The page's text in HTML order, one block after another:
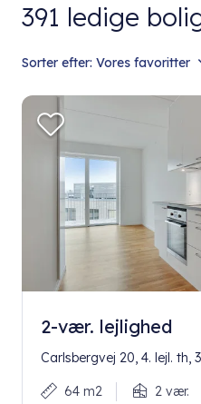
391 ledige
Sorter efter: Vores favoritter
2-vær. lejlighed
Carlsbergvej 20, 4. lejl. th,
64 m2 2 vær.